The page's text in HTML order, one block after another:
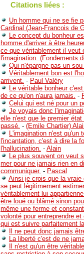
Citations liées :
Un homme qui ne se fie
Cardinal (Jean-Francois de
Le concept du bonheur
homme d'arriver à être
ce que véritablement il veut
l'imagination. (Fondements
Qui n'épargne pas un
Véritablement bon est
arrivent. - Paul Valéry
Le véritable bonheur
de ce qu'on n'aura jamais. -
Celui qui est né pour un
Je voyais donc
elle n'est que le premier
passé. - (Emile Chartier)
L'imagination n'est qu'un
l'incantation, c'est à dire la
l'hallucination. - Alain
Le plus souvent on veut
mer pour ne jamais rien en
communiquer. - Pascal
Ainsi je crois que la vraie
se peut légitimement
véritablement lui
être loué ou blâmé sinon
même une ferme et
volonté pour entreprendre
qui est suivre parfaitement
Il ne peut donc jamais
La liberté c'est de ne
Il n'est qu'un être